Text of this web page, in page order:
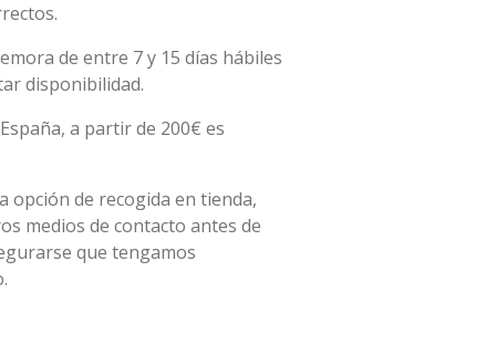
de entre 7 y 15 días hábiles
disponibilidad.
a partir de 200€ es
opción de recogida en tienda,
medios de contacto antes de
que tengamos